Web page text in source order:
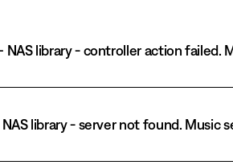
NAS library - controller action
library - server not found. Music